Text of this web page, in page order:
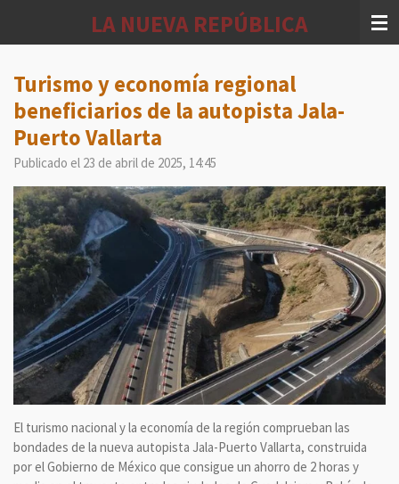
principal
LA NUEVA REPÚBLICA
Turismo y economía regional
beneficiarios de la autopista Jala-
Puerto Vallarta
Publicado el 23 de abril de 2025, 14:45
El turismo nacional y la economía de la región comprueban las
bondades de la nueva autopista Jala-Puerto Vallarta, construida
por el Gobierno de México que consigue un ahorro de 2 horas y